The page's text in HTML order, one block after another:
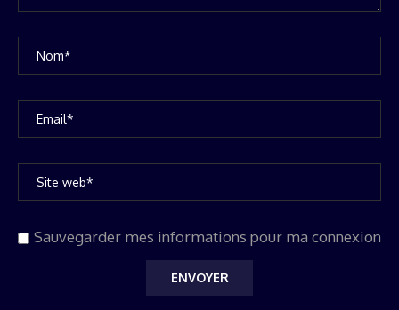
Sauvegarder mes informations pour ma connexion